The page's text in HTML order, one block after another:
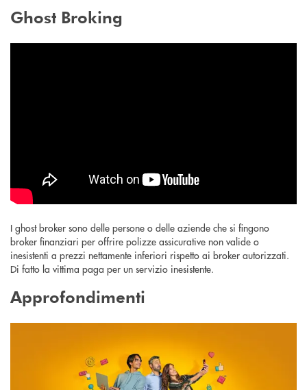
Ghost Broking
I ghost broker sono delle persone o delle aziende che si fingono
broker finanziari per offrire polizze assicurative non valide o
inesistenti a prezzi nettamente inferiori rispetto ai broker autorizzati.
Di fatto la vittima paga per un servizio inesistente.
Approfondimenti